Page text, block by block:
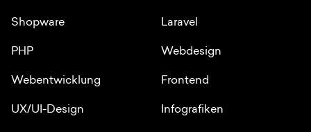
Shopware Laravel
PHP Webdesign
Webentwicklung Frontend
UX/UI-Design Infografiken